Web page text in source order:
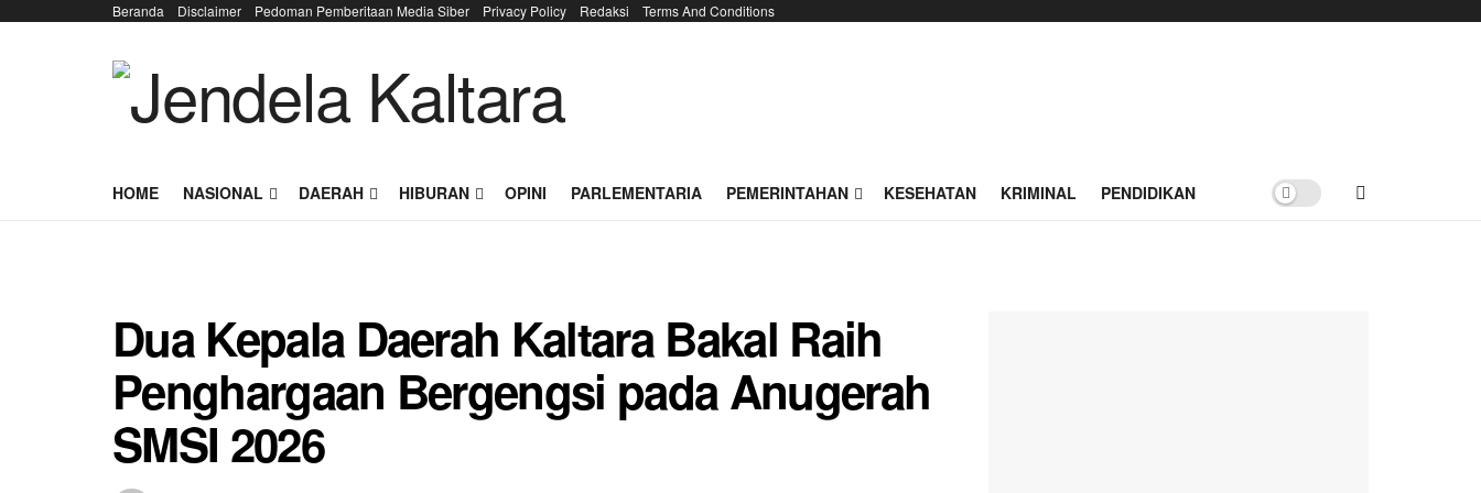
Beranda Disclaimer Pedoman Pemberitaan Media Siber Privacy Policy Redaksi Terms And Conditions
HOME NASIONAL DAERAH HIBURAN OPINI PARLEMENTARIA PEMERINTAHAN KESEHATAN KRIMINAL PENDIDIKAN
Dua Kepala Daerah Kaltara Bakal Raih
Penghargaan Bergengsi pada Anugerah
SMSI 2026